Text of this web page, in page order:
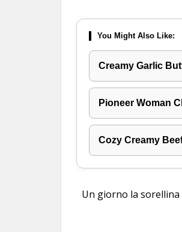
You Might Also Like:
Creamy Garlic
Pioneer Woman
Cozy Creamy
Un giorno la sorellina